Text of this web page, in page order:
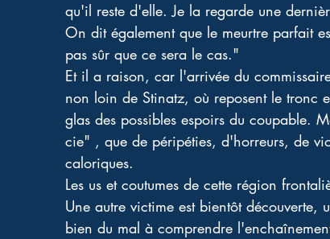
qu'il reste d'elle. Je la regarde une
On dit également que le meurtre parfait
pas sûr que ce sera le cas."
Et il a raison, car l'arrivée du
non loin de Stinatz, où reposent le tronc
glas des possibles espoirs du coupable.
cie" , que de péripéties, d'horreurs, de
caloriques.
Les us et coutumes de cette région
Une autre victime est bientôt
bien du mal à comprendre